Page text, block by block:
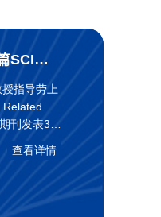
光电学院蒋亚东教授团队指导本科生发表多篇SCI论文和获国家级竞赛一等奖
指导劳上
Related
刊发表3篇
、王文博
查看详情